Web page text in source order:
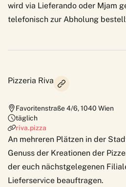
wird via Lieferando oder Mjam
telefonisch zur Abholung
Pizzeria Riva
Favoritenstraße 4/6,1040 Wien
täglich
riva.pizza
An mehreren Plätzen in der
Genuss der Kreationen der
der euch nächstgelegenen
Lieferservice beauftragen.